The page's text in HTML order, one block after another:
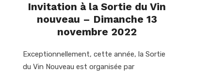
Invitation à la Sortie du Vin
nouveau – Dimanche 13
novembre 2022
Exceptionnellement, cette année, la Sortie
du Vin Nouveau est organisée par